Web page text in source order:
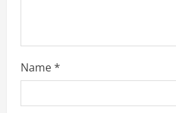
Name*